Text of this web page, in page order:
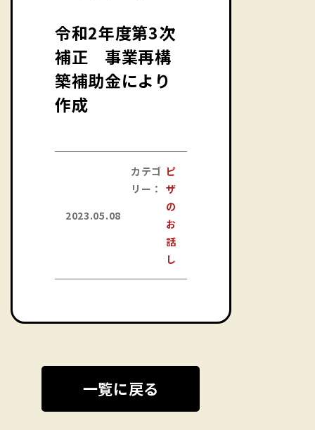
令和2年度第3次
補正 事業再構
築補助金により
作成
2023.05.08
カテゴ
リー：
ピ
ザ
の
お
話
し
一覧に戻る